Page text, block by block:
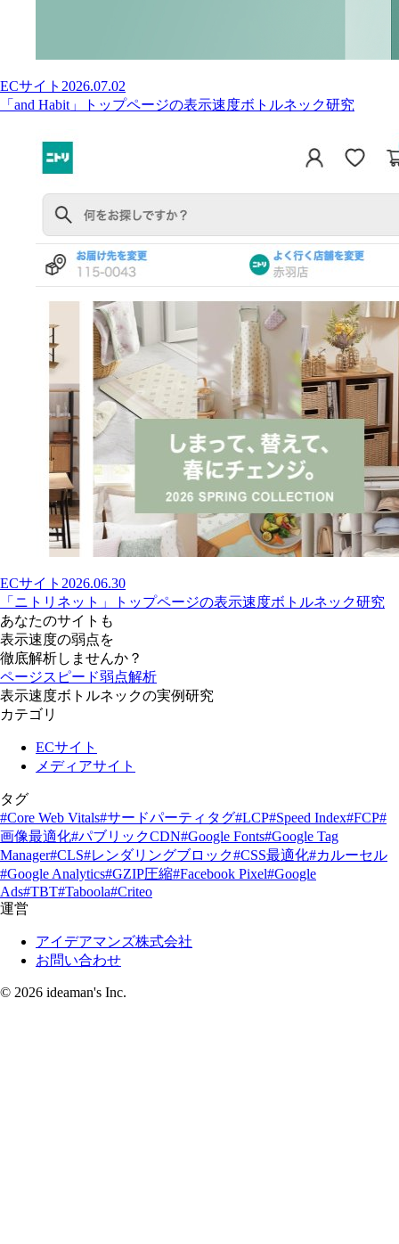
ECサイト 2026.07.02
「and Habit」トップページの表示速度ボトルネック研究
ECサイト 2026.06.30
「ニトリネット」トップページの表示速度ボトルネック研究
あなたのサイトも
表示速度の弱点を
徹底解析しませんか？
ページスピード弱点解析
表示速度ボトルネックの実例研究
カテゴリ
ECサイト
メディアサイト
タグ
#Core Web Vitals#サードパーティタグ#LCP#Speed Index#FCP#
画像最適化#パブリックCDN#Google Fonts#Google Tag
Manager#CLS#レンダリングブロック#CSS最適化#カルーセル
#Google Analytics#GZIP圧縮#Facebook Pixel#Google
Ads#TBT#Taboola#Criteo
運営
アイデアマンズ株式会社
お問い合わせ
© 2026 ideaman's Inc.